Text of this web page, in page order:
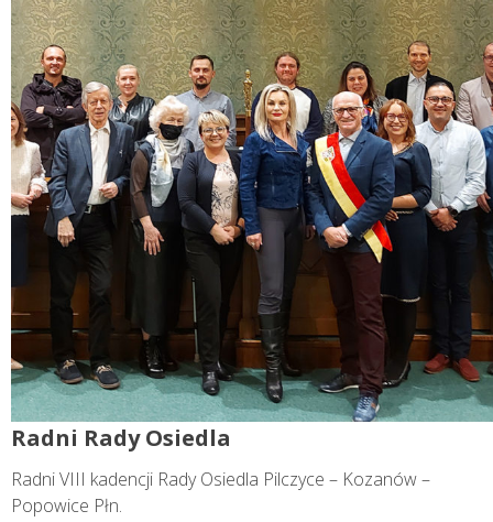
Radni Rady Osiedla
Radni VIII kadencji Rady Osiedla Pilczyce – Kozanów –
Popowice Płn.